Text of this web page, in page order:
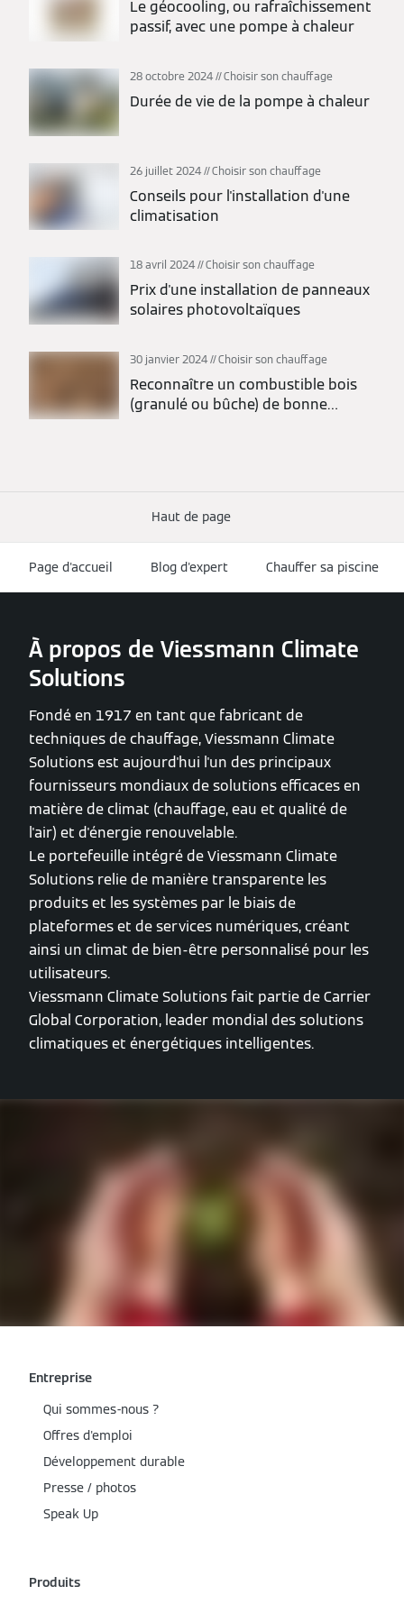
Le géocooling, ou rafraîchissement
passif, avec une pompe à chaleur
28 octobre 2024 Choisir son chauffage
Durée de vie de la pompe à chaleur
26 juillet 2024 Choisir son chauffage
Conseils pour l'installation d'une
climatisation
18 avril 2024 Choisir son chauffage
Prix d'une installation de panneaux
solaires photovoltaïques
30 janvier 2024 Choisir son chauffage
Reconnaître un combustible bois
(granulé ou bûche) de bonne
Haut de page
Page d'accueil Blog d'expert Chauffer sa piscine
À propos de Viessmann Climate
Solutions
Fondé en 1917 en tant que fabricant de
techniques de chauffage, Viessmann Climate
Solutions est aujourd'hui l'un des principaux
fournisseurs mondiaux de solutions efficaces en
matière de climat (chauffage, eau et qualité de
l'air) et d'énergie renouvelable.
Le portefeuille intégré de Viessmann Climate
Solutions relie de manière transparente les
produits et les systèmes par le biais de
plateformes et de services numériques, créant
ainsi un climat de bien-être personnalisé pour les
utilisateurs.
Viessmann Climate Solutions fait partie de Carrier
Global Corporation, leader mondial des solutions
climatiques et énergétiques intelligentes.
Entreprise
Qui sommes-nous ?
Offres d'emploi
Développement durable
Presse / photos
Speak Up
Produits